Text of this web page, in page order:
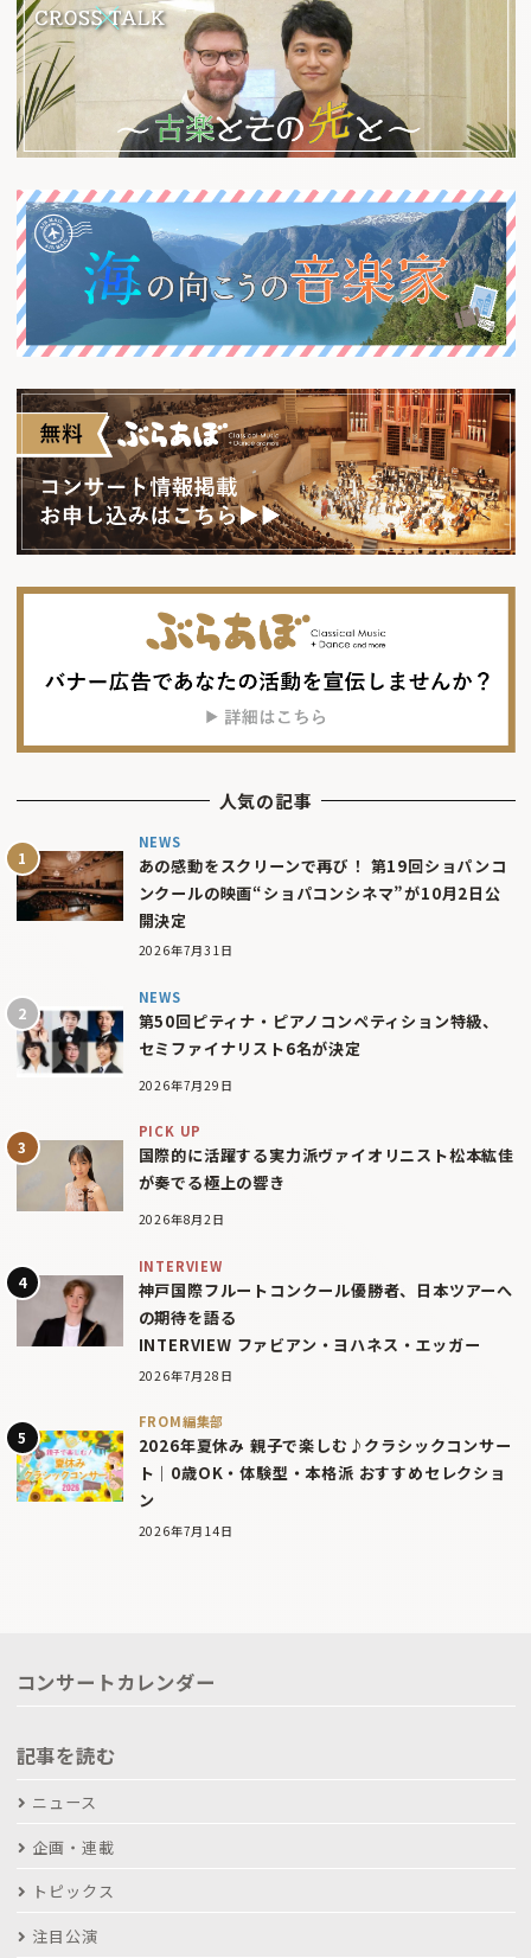
人気の記事
NEWS
あの感動をスクリーンで再び！ 第19回ショパンコ
ンクールの映画“ショパコンシネマ”が10月2日公
開決定
2026年7月31日
NEWS
第50回ピティナ・ピアノコンペティション特級、
セミファイナリスト6名が決定
2026年7月29日
PICK UP
国際的に活躍する実力派ヴァイオリニスト松本紘佳
が奏でる極上の響き
2026年8月2日
INTERVIEW
神戸国際フルートコンクール優勝者、日本ツアーへ
の期待を語る
INTERVIEW ファビアン・ヨハネス・エッガー
2026年7月28日
FROM編集部
2026年夏休み 親子で楽しむ♪クラシックコンサー
ト｜0歳OK・体験型・本格派 おすすめセレクショ
ン
2026年7月14日
コンサートカレンダー
記事を読む
ニュース
企画・連載
トピックス
注目公演